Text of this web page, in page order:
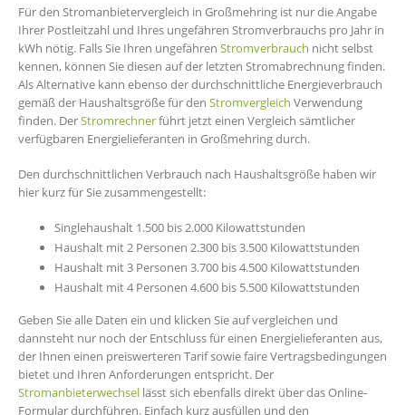
Für den Stromanbietervergleich in Großmehring ist nur die Angabe
Ihrer Postleitzahl und Ihres ungefähren Stromverbrauchs pro Jahr in
kWh nötig. Falls Sie Ihren ungefähren Stromverbrauch nicht selbst
kennen, können Sie diesen auf der letzten Stromabrechnung finden.
Als Alternative kann ebenso der durchschnittliche Energieverbrauch
gemäß der Haushaltsgröße für den Stromvergleich Verwendung
finden. DerStromrechnerführt jetzt einen Vergleich sämtlicher
verfügbaren Energielieferanten in Großmehring durch.
Den durchschnittlichen Verbrauch nach Haushaltsgröße haben wir
hier kurz für Sie zusammengestellt:
Singlehaushalt 1.500 bis 2.000 Kilowattstunden
Haushalt mit 2 Personen 2.300 bis 3.500 Kilowattstunden
Haushalt mit 3 Personen 3.700 bis 4.500 Kilowattstunden
Haushalt mit 4 Personen 4.600 bis 5.500 Kilowattstunden
Geben Sie alle Daten ein und klicken Sie auf vergleichen und
dannsteht nur noch der Entschluss für einen Energielieferanten aus,
der Ihnen einen preiswerteren Tarif sowie faire Vertragsbedingungen
bietet und Ihren Anforderungen entspricht. Der
Stromanbieterwechsel lässt sich ebenfalls direkt über das Online-
Formular durchführen. Einfach kurz ausfüllen und den